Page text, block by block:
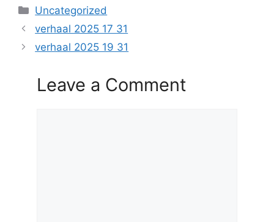
Categories
Uncategorized
verhaal 2025 17 31
verhaal 2025 19 31
Leave a Comment